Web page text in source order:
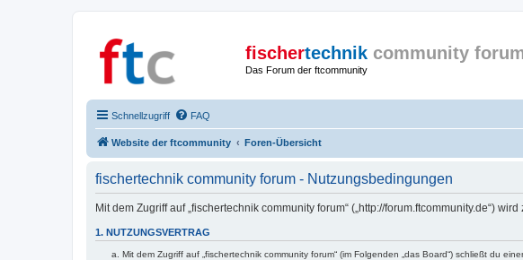
fischertechnik community
Das Forum der ftcommunity
Schnellzugriff FAQ
Website der ftcommunity Foren-Übersicht
fischertechnik community forum - Nutzungsbedingungen
Mit dem Zugriff auf „fischertechnik community forum“ („http://forum.ftcommunity.de“)
1. NUTZUNGSVERTRAG
Mit dem Zugriff auf „fischertechnik community forum“ (im Folgenden „das Board“) schließt du